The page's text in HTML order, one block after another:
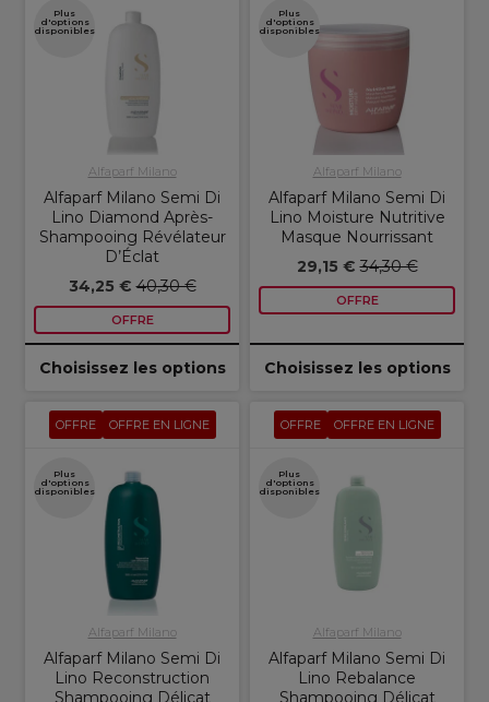
Plus
d'options
disponibles
Alfaparf Milano
Alfaparf Milano Semi Di
Lino Diamond Après-
Shampooing Révélateur
D’Éclat
34,25 €40,30 €
OFFRE
Choisissez les options
Plus
d'options
disponibles
Alfaparf Milano
Alfaparf Milano Semi Di
Lino Moisture Nutritive
Masque Nourrissant
29,15 €34,30 €
OFFRE
Choisissez les options
OFFRE OFFRE EN LIGNE
Plus
d'options
disponibles
Alfaparf Milano
Alfaparf Milano Semi Di
Lino Reconstruction
Shampooing Délicat
OFFRE OFFRE EN LIGNE
Plus
d'options
disponibles
Alfaparf Milano
Alfaparf Milano Semi Di
Lino Rebalance
Shampooing Délicat